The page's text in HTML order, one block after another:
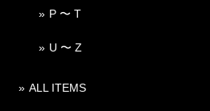
P 〜 T
U 〜 Z
ALL ITEMS